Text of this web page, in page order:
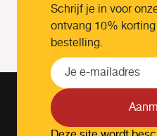
Schrijf je in voor
ontvang 10%
bestelling.